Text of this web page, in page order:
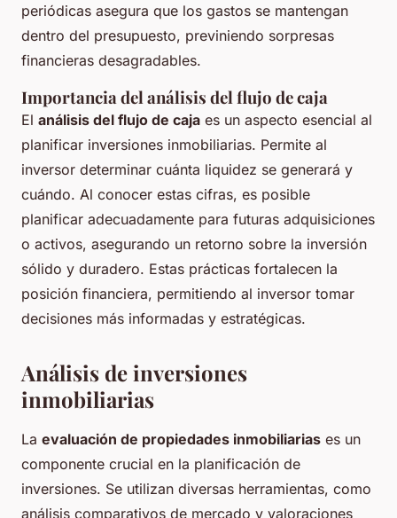
periódicas asegura que los gastos se mantengan
dentro del presupuesto, previniendo sorpresas
financieras desagradables.
Importancia del análisis del flujo de caja
El análisis del flujo de caja es un aspecto esencial al
planificar inversiones inmobiliarias. Permite al
inversor determinar cuánta liquidez se generará y
cuándo. Al conocer estas cifras, es posible
planificar adecuadamente para futuras adquisiciones
o activos, asegurando un retorno sobre la inversión
sólido y duradero. Estas prácticas fortalecen la
posición financiera, permitiendo al inversor tomar
decisiones más informadas y estratégicas.
Análisis de inversiones
inmobiliarias
La evaluación de propiedades inmobiliarias es un
componente crucial en la planificación de
inversiones. Se utilizan diversas herramientas, como
análisis comparativos de mercado y valoraciones